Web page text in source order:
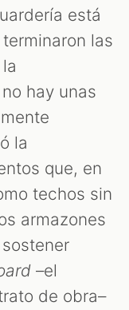
está
las
hay unas
la
que, en
techos sin
armazones
–el
de obra–